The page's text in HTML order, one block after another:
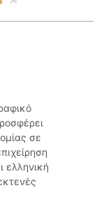
σε
ελληνική